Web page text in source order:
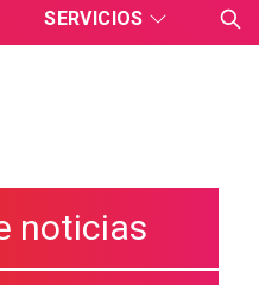
SERVICIOS
noticias